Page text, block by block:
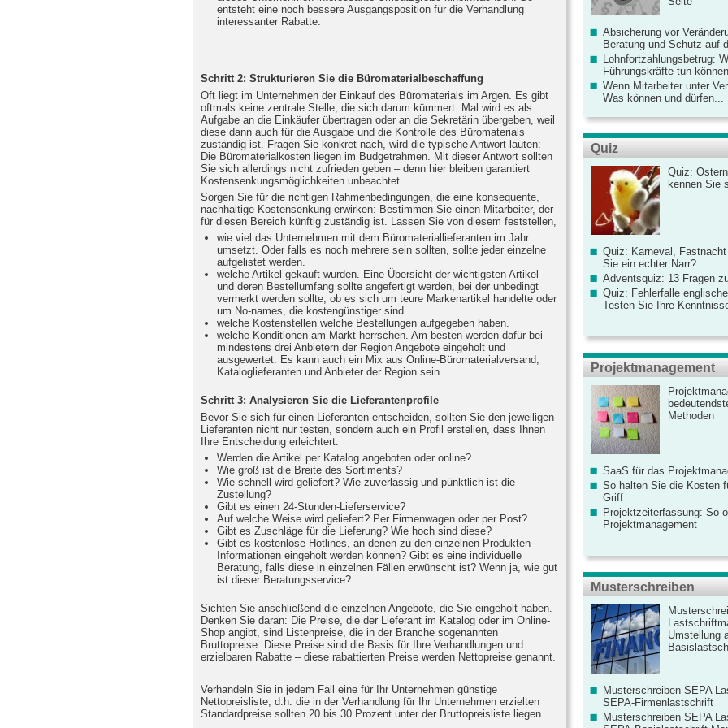
entsteht eine noch bessere Ausgangsposition für die Verhandlung
interessanter Rabatte.
Schritt 2: Strukturieren Sie die Büromaterialbeschaffung
Oft liegt im Unternehmen der Einkauf des Büromaterials im Argen. Es gibt
oftmals keine zentrale Stelle, die sich darum kümmert. Mal wird es als
Aufgabe an die Einkäufer übertragen oder an die Sekretärin übergeben, weil
diese dann auch für die Ausgabe und die Kontrolle des Büromaterials
zuständig ist. Fragen Sie konkret nach, wird die typische Antwort lauten:
Die Büromaterialkosten liegen im Budgetrahmen. Mit dieser Antwort sollten
Sie sich allerdings nicht zufrieden geben – denn hier bleiben garantiert
Kostensenkungsmöglichkeiten unbeachtet.
Sorgen Sie für die richtigen Rahmenbedingungen, die eine konsequente,
nachhaltige Kostensenkung erwirken: Bestimmen Sie einen Mitarbeiter, der
für diesen Bereich künftig zuständig ist. Lassen Sie von diesem feststellen,
wie viel das Unternehmen mit dem Büromateriallieferanten im Jahr
umsetzt. Oder falls es noch mehrere sein sollten, sollte jeder einzelne
aufgelistet werden.
welche Artikel gekauft wurden. Eine Übersicht der wichtigsten Artikel
und deren Bestellumfang sollte angefertigt werden, bei der unbedingt
vermerkt werden sollte, ob es sich um teure Markenartikel handelte oder
um No-names, die kostengünstiger sind.
welche Kostenstellen welche Bestellungen aufgegeben haben.
welche Konditionen am Markt herrschen. Am besten werden dafür bei
mindestens drei Anbietern der Region Angebote eingeholt und
ausgewertet. Es kann auch ein Mix aus Online-Büromaterialversand,
Kataloglieferanten und Anbieter der Region sein.
Schritt 3: Analysieren Sie die Lieferantenprofile
Bevor Sie sich für einen Lieferanten entscheiden, sollten Sie den jeweiligen
Lieferanten nicht nur testen, sondern auch ein Profil erstellen, dass Ihnen
Ihre Entscheidung erleichtert:
Werden die Artikel per Katalog angeboten oder online?
Wie groß ist die Breite des Sortiments?
Wie schnell wird geliefert? Wie zuverlässig und pünktlich ist die
Zustellung?
Gibt es einen 24-Stunden-Lieferservice?
Auf welche Weise wird geliefert? Per Firmenwagen oder per Post?
Gibt es Zuschläge für die Lieferung? Wie hoch sind diese?
Gibt es kostenlose Hotlines, an denen zu den einzelnen Produkten
Informationen eingeholt werden können? Gibt es eine individuelle
Beratung, falls diese in einzelnen Fällen erwünscht ist? Wenn ja, wie gut
ist dieser Beratungsservice?
Sichten Sie anschließend die einzelnen Angebote, die Sie eingeholt haben.
Denken Sie daran: Die Preise, die der Lieferant im Katalog oder im Online-
Shop angibt, sind Listenpreise, die in der Branche sogenannten
Bruttopreise. Diese Preise sind die Basis für Ihre Verhandlungen und
erzielbaren Rabatte – diese rabattierten Preise werden Nettopreise genannt.
Verhandeln Sie in jedem Fall eine für Ihr Unternehmen günstige
Nettopreisliste, d.h. die in der Verhandlung für Ihr Unternehmen erzielten
Standardpreise sollten 20 bis 30 Prozent unter der Bruttopreisliste liegen.
Absicherung vor
Beratung und Schutz auf
Lohnfortzahlungsbetrug:
Führungskräfte tun können
Wenn Mitarbeiter unter
Was können und dürfen...
Quiz
Quiz:
kennen Sie
Quiz: Karneval,
Sie ein echter Narr?
Adventsquiz: 13 Fragen
Quiz: Fehlerfalle
Testen Sie Ihre
Projektmanagement
Methoden
SaaS für das
So halten Sie die Kosten
Griff
Projektzeiterfassung: So
Projektmanagement
Musterschreiben
Umstellung
Musterschreiben SEPA
SEPA-Firmenlastschrift
Musterschreiben SEPA